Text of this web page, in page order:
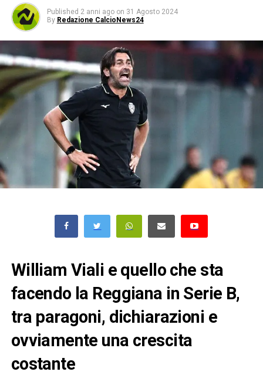
Published 2 anni ago on 31 Agosto 2024
By Redazione CalcioNews24
William Viali e quello che sta
facendo la Reggiana in Serie B,
tra paragoni, dichiarazioni e
ovviamente una crescita
costante